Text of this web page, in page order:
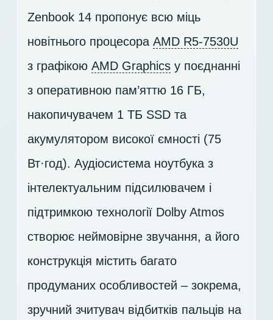
Zenbook 14 пропонує всю міць
новітнього процесора AMD R5-7530U
з графікою AMD Graphics у поєднанні
з оперативною пам’яттю 16 ГБ,
накопичувачем 1 ТБ SSD та
акумулятором високої ємності (75
Вт·год). Аудіосистема ноутбука з
інтелектуальним підсилювачем і
підтримкою технології Dolby Atmos
створює неймовірне звучання, а його
конструкція містить багато
продуманих особливостей – зокрема,
зручний зчитувач відбитків пальців на